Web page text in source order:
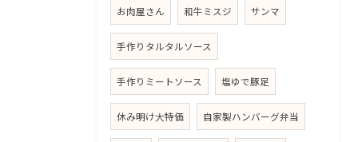
お肉屋さん 和牛ミスジ サンマ
手作りタルタルソース
手作りミートソース 塩ゆで豚足
休み明け大特価 自家製ハンバーグ弁当